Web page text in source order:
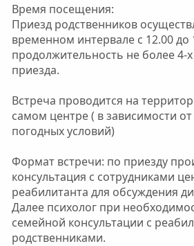
Время посещения:
Приезд родственников
временном интервале с 12.00 до
продолжительность не более 4-
приезда.
Встреча проводится на
самом центре ( в зависимости
погодных условий)
Формат встречи: по приезду
консультация с сотрудниками
реабилитанта для обсуждения
Далее психолог при
семейной консультации с
родственниками.